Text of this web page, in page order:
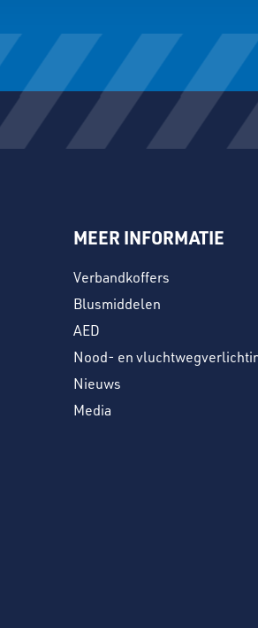
MEER INFORMATIE
Verbandkoffers
Blusmiddelen
AED
Nood- en
Nieuws
Media